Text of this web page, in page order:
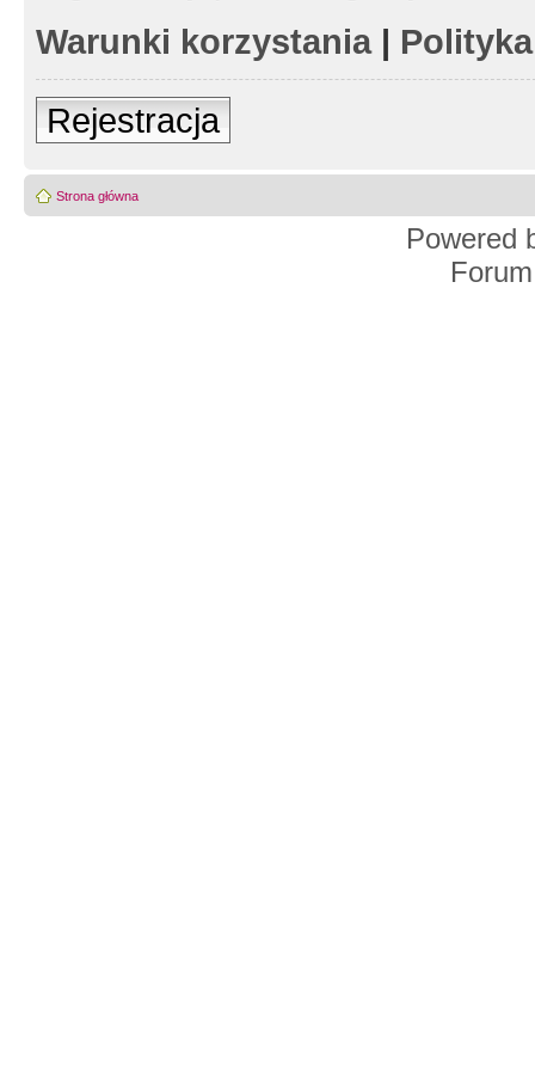
Warunki korzystania|
Rejestracja
Strona główna
Powered